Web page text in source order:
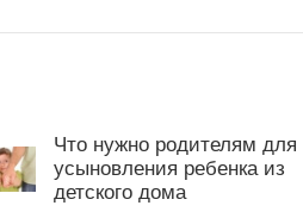
Что нужно родителям для
усыновления ребенка из
детского дома